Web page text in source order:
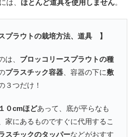
は、 ほとんど道具を使用しません。
プラウトの栽培方法、道具 】
、 ブロッコリースプラウトの種
プラスチック容器 、容器の下に敷
３つだけ！
０cmほどあって、底が平らなも
家にあるものですぐに代用するこ
スチックのタッパーなどがおすす